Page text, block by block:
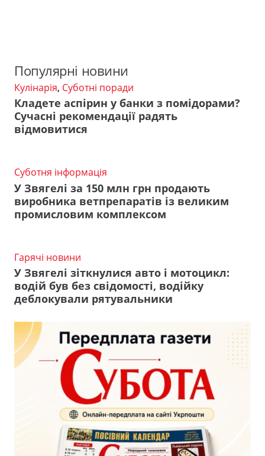
Популярні новини
Кулінарія, Суботні поради
Кладете аспірин у банки з помідорами?
Сучасні рекомендації радять
відмовитися
Суботня інформація
У Звягелі за 150 млн грн продають
виробника ветпрепаратів із великим
промисловим комплексом
Гарячі новини
У Звягелі зіткнулися авто і мотоцикл:
водій був без свідомості, водійку
деблокували рятувальники